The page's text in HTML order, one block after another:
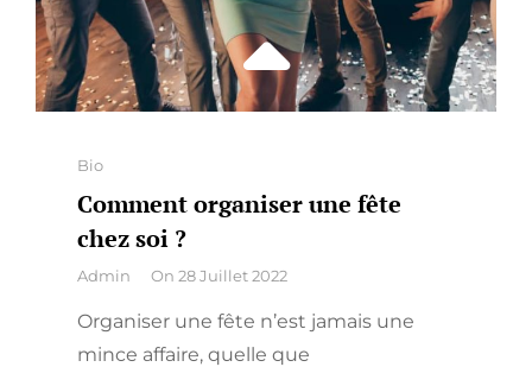
Categories
Bio
Comment organiser une fête
chez soi ?
By
Admin On 28 Juillet 2022
Organiser une fête n’est jamais une
mince affaire, quelle que